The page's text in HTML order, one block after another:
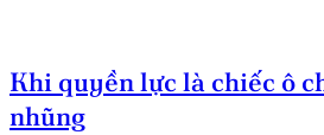
Khi quyền lực là chiếc ô
nhũng